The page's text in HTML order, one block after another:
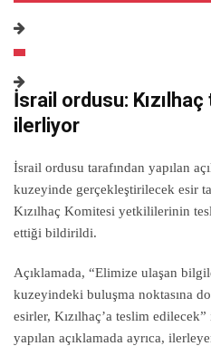
İsrail ordusu:
ilerliyor
İsrail ordusu tarafından yapılan
kuzeyinde gerçekleştirilecek esir
Kızılhaç Komitesi yetkililerinin
ettiği bildirildi.
Açıklamada, “Elimize ulaşan
kuzeyindeki buluşma noktasına
esirler, Kızılhaç’a teslim
yapılan açıklamada ayrıca,